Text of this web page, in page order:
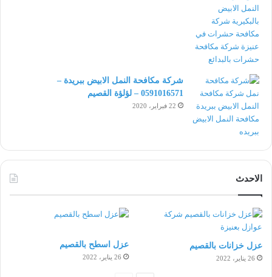
شركة مكافحة النمل الابيض ببريدة –
0591016571 – لؤلؤة القصيم
22 فبراير، 2020
الاحدث
عزل خزانات بالقصيم
26 يناير، 2022
عزل اسطح بالقصيم
26 يناير، 2022